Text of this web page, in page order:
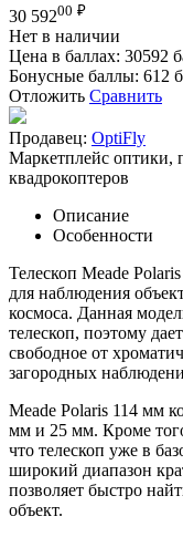
30 59200 ₽
Нет в наличии
Цена в баллах: 30592
Бонусные баллы: 612
Отложить Сравнить
Продавец: OptiFly
Маркетплейс оптики,
квадрокоптеров
Описание
Особенности
Телескоп Meade
для наблюдения
космоса. Данная
телескоп, поэтому
свободное от
загородных
Meade Polaris 114 мм
мм и 25 мм. Кроме
что телескоп уже в
широкий диапазон
позволяет быстро
объект.